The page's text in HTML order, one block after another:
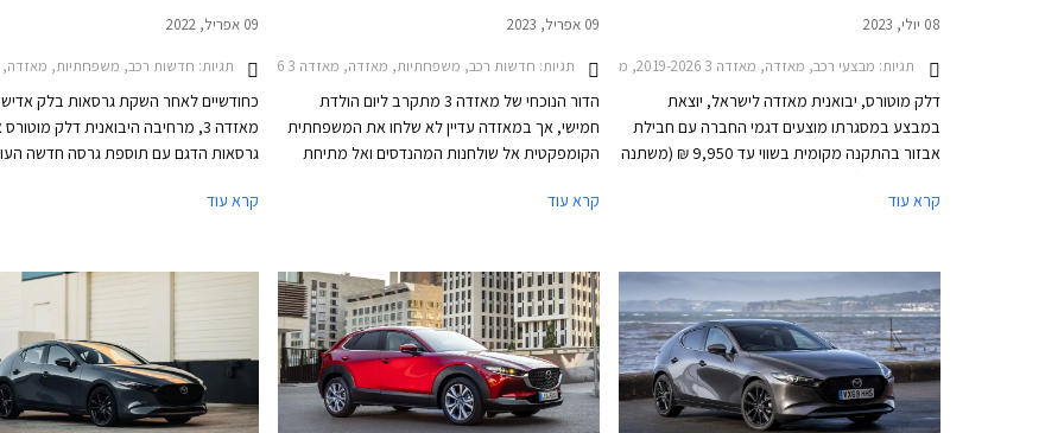
08 יולי, 2023
תגיות: מבצעי רכב, מאזדה, מאזדה 3 2019-2026, מאזדה 3 האצ'בק 2019-2026, מאזדה 2 חמש דלתות 2020-2024, מאזדה 6 סדאן 2019-2024, מאזדה CX-3 2019-2025, מאזדה CX-30 2019-2024מאזדה CX-5 2022-2026
דלק מוטורס, יבואנית מאזדה לישראל, יוצאת
במבצע במסגרתו מוצעים דגמי החברה עם חבילת
אבזור בהתקנה מקומית בשווי עד 9,950 ₪ (משתנה
CX-5 ישודרגו לרמת אבזור גבוהה יותר ללא תוספתקרא עוד
09 אפריל, 2023
תגיות: חדשות רכב, משפחתיות, מאזדה, מאזדה 3 2019-2026מאזדה 3 האצ'בק 2019-2026
הדור הנוכחי של מאזדה 3 מתקרב ליום הולדת
חמישי, אך במאזדה עדיין לא שלחו את המשפחתית
הקומפקטית אל שולחנות המהנדסים ואל מתיחת
מסתפקת במקצה שיפורים קל, כמוהו עברו דגמים
ולאוסטרליה, השוק האירופאי והאמריקאי יקבלו
אותם בהמשך.
קרא עוד
09 אפריל, 2022
תגיות: חדשות רכב, משפחתיות, מאזדה, מאזדה 3 האצ'בק 2019-
כחודשיים לאחר השקת גרסאות בלק
מאזדה 3, מרחיבה היבואנית דלק
גרסאות הדגם עם תוספת גרסה חדשה
בישראל. כמו כן, עבר הדגם לאחרונה
קרא עוד